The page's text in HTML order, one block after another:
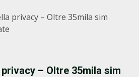
privacy – Oltre 35mila sim
– Oltre 35mila sim